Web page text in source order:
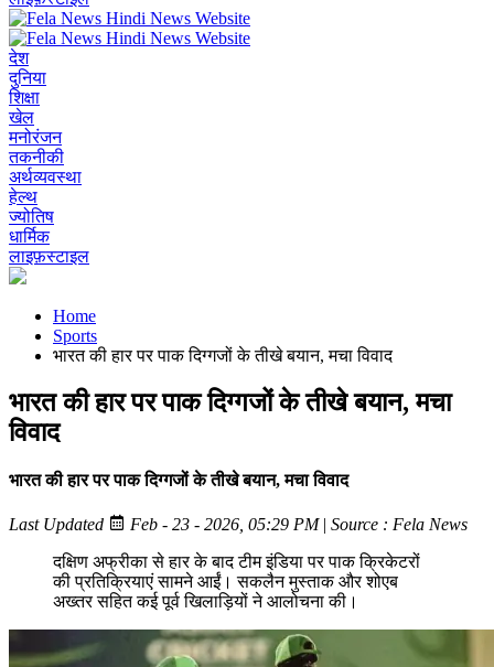
देश
दुनिया
शिक्षा
खेल
मनोरंजन
तकनीकी
अर्थव्यवस्था
हेल्थ
ज्योतिष
धार्मिक
लाइफ़स्टाइल
Home
Sports
भारत की हार पर पाक दिग्गजों के तीखे बयान, मचा विवाद
भारत की हार पर पाक दिग्गजों के तीखे बयान, मचा
विवाद
भारत की हार पर पाक दिग्गजों के तीखे बयान, मचा विवाद
Last Updated Feb - 23 - 2026, 05:29 PM| Source : Fela News
दक्षिण अफ्रीका से हार के बाद टीम इंडिया पर पाक क्रिकेटरों
की प्रतिक्रियाएं सामने आईं। सकलैन मुस्ताक और शोएब
अख्तर सहित कई पूर्व खिलाड़ियों ने आलोचना की।